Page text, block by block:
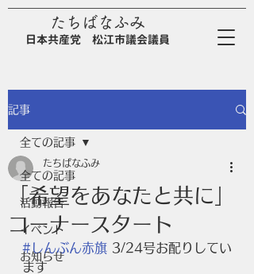
たちばなふみ
日本共産党 松江市議会議員
記事
全ての記事
活動報告
イベント
お知らせ
全ての記事
「希望をあなたと共に」
コーナースタート
たちばなふみ
#しんぶん赤旗 3/24号お配りしてい
ます